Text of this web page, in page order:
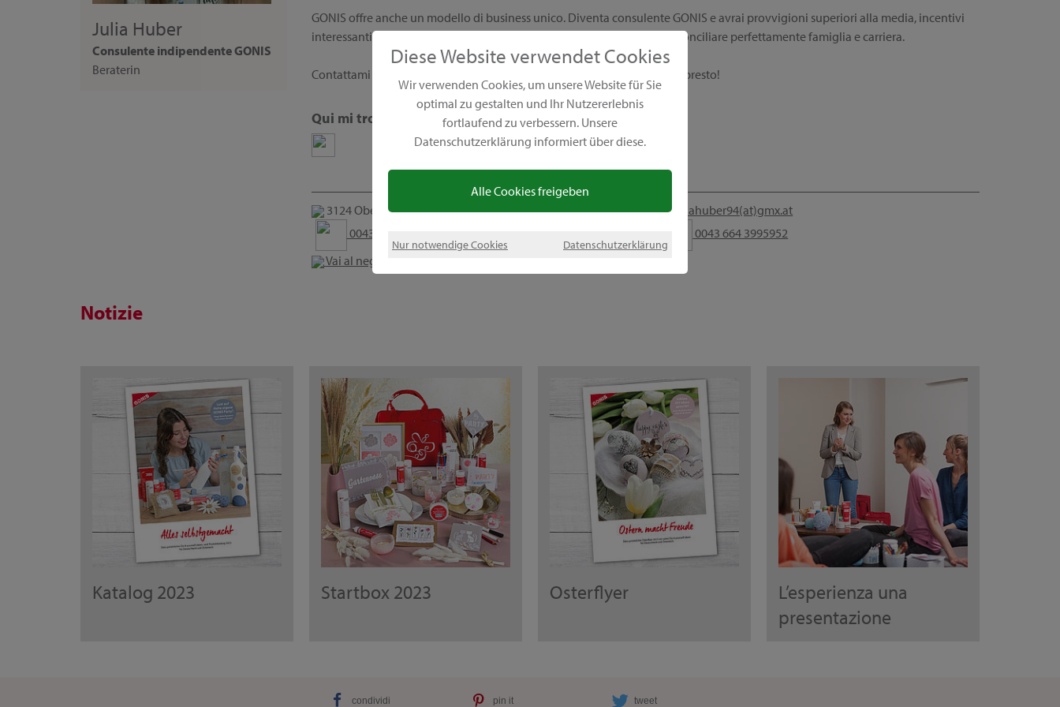
Diese Website verwendet Cookies
Wir verwenden Cookies, um unsere Website für Sie
optimal zu gestalten und Ihr Nutzererlebnis
fortlaufend zu verbessern. Unsere
Datenschutzerklärung informiert über diese.
Alle Cookies freigeben
Nur notwendige Cookies Datenschutzerklärung
Julia Huber
Consulente indipendente GONIS
Beraterin
GONIS offre anche un modello di business unico. Diventa consulente GONIS e avrai provvigioni superiori alla media, incentivi
interessanti, concorsi fantastici e un lavoro flessibile che ti consente di conciliare perfettamente famiglia e carriera.
Contattami direttamente, e sarò lieta di rispondere alle tue domande. A presto!
Qui mi trovi sui social media
3124 Oberwölbling, Österreich
juliahuber94(at)gmx.at
0043 664 3995952
0043 664 3995952
Vai al negozio GONIS
Notizie
Katalog 2023 Startbox 2023 Osterflyer
L’esperienza una
presentazione
condividi pin it tweet